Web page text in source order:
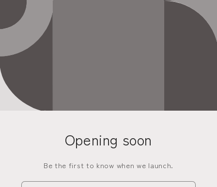
Opening soon
Be the first to know when we launch.